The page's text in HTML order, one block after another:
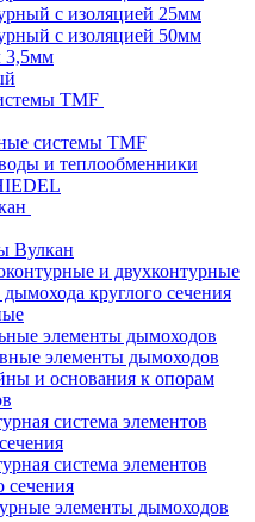
с изоляцией 25мм
с изоляцией 50мм
3,5мм
TMF
системы TMF
и теплообменники
Вулкан
и двухконтурные
круглого сечения
элементы дымоходов
элементы дымоходов
и основания к опорам
система элементов
система элементов
сечения
элементы дымоходов